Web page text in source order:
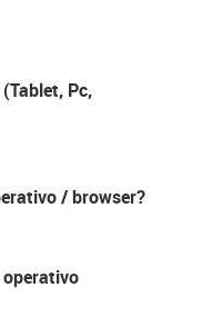
Pc,
/ browser?